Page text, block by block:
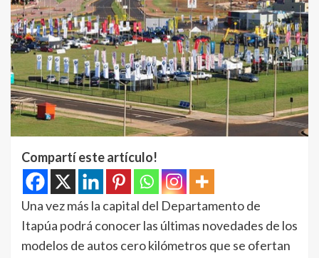
Compartí este artículo!
Una vez más la capital del Departamento de
Itapúa podrá conocer las últimas novedades de los
modelos de autos cero kilómetros que se ofertan